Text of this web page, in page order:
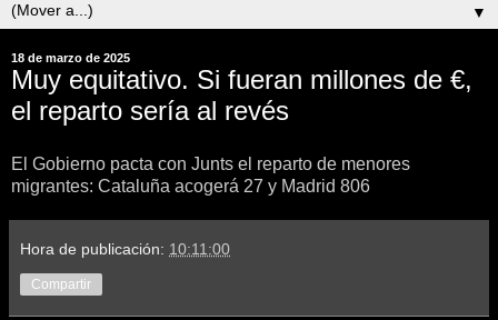
▼
18 de marzo de 2025
Muy equitativo. Si fueran millones de €,
el reparto sería al revés
El Gobierno pacta con Junts el reparto de menores
migrantes: Cataluña acogerá 27 y Madrid 806
Hora de publicación: 10:11:00
Compartir